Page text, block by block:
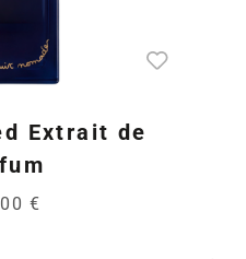
Extrait de
€